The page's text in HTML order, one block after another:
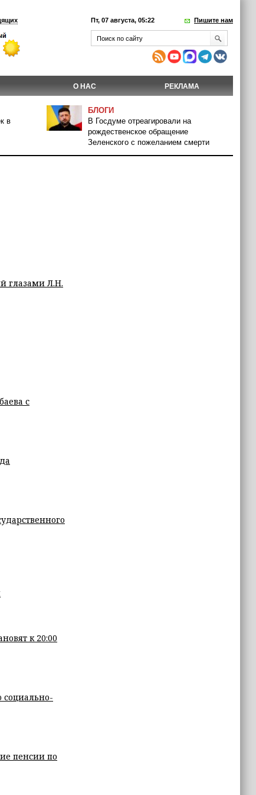
Пт, 07 августа, 05:22 Пишите нам
О НАС РЕКЛАМА
в
БЛОГИ
В Госдуме отреагировали на
рождественское обращение
Зеленского с пожеланием смерти
глазами Л.Н.
с
к 20:00
социально-
пенсии по